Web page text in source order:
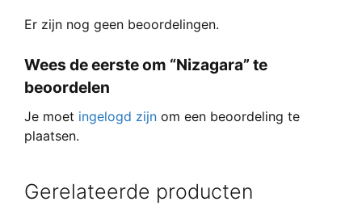
Er zijn nog geen beoordelingen.
Wees de eerste om “Nizagara” te
beoordelen
Je moet ingelogd zijn om een beoordeling te
plaatsen.
Gerelateerde producten